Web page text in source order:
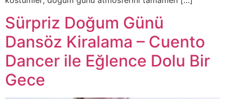
Sürpriz Doğum Günü
Dansöz Kiralama – Cuento
Dancer ile Eğlence Dolu Bir
Gece